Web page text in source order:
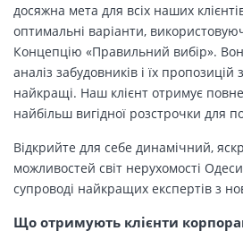
досяжна мета для всіх наших
оптимальні варіанти,
Концепцію «Правильний вибір».
аналіз забудовників і їх
найкращі. Наш клієнт отримує повне
найбільш вигідної розстрочки для
Відкрийте для себе динамічний,
можливостей світ нерухомості
супроводі найкращих експертів з
Що отримують клієнти